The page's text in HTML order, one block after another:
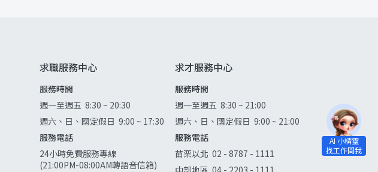
求職服務中心
服務時間
週一至週五 8:30 ~ 20:30
週六、日、國定假日 9:00 ~ 17:30
服務電話
24小時免費服務專線
(21:00PM-08:00AM轉語音信箱)
求才服務中心
服務時間
週一至週五 8:30 ~ 21:00
週六、日、國定假日 9:00 ~ 21:00
服務電話
苗栗以北 02 - 8787 - 1111
中部地區 04 - 2203 - 1111